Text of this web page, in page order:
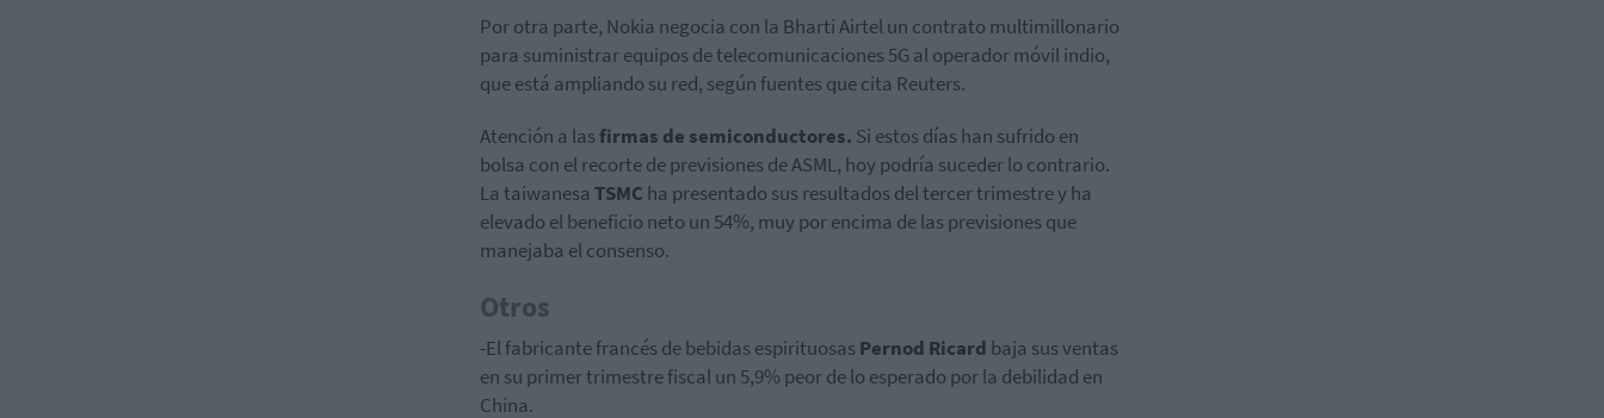
Por otra parte, Nokia negocia con la Bharti Airtel un contrato multimillonario
para suministrar equipos de telecomunicaciones 5G al operador móvil indio,
que está ampliando su red, según fuentes que cita Reuters.
Atención a lasfirmas de semiconductores. Si estos días han sufrido en
bolsa con el recorte de previsiones de ASML, hoy podría suceder lo contrario.
La taiwanesa TSMC ha presentado sus resultados del tercer trimestre y ha
elevado el beneficio neto un 54%, muy por encima de las previsiones que
manejaba el consenso.
Otros
-El fabricante francés de bebidas espirituosasPernod Ricard baja sus ventas
en su primer trimestre fiscal un 5,9% peor de lo esperado por la debilidad en
China.